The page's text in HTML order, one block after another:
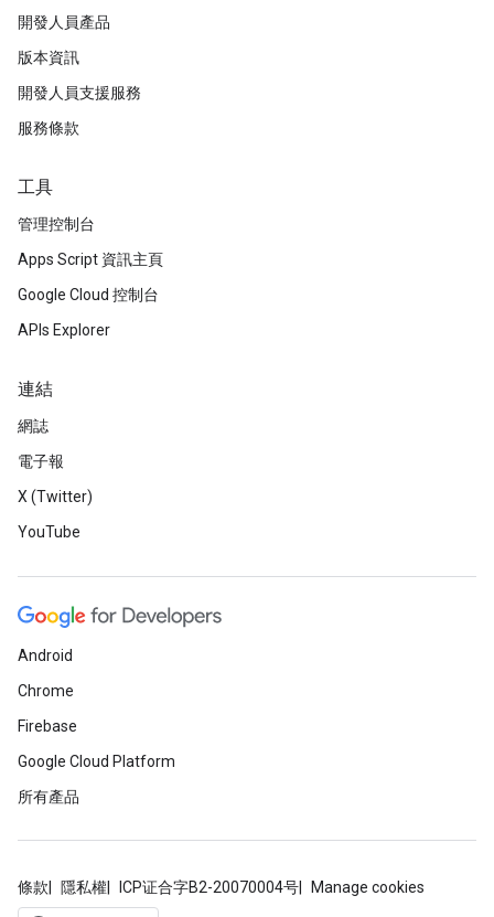
開發人員產品
版本資訊
開發人員支援服務
服務條款
工具
管理控制台
Apps Script 資訊主頁
Google Cloud 控制台
APIs Explorer
連結
網誌
電子報
X (Twitter)
YouTube
Android
Chrome
Firebase
Google Cloud Platform
所有產品
條款 隱私權 ICP证合字B2-20070004号 Manage cookies